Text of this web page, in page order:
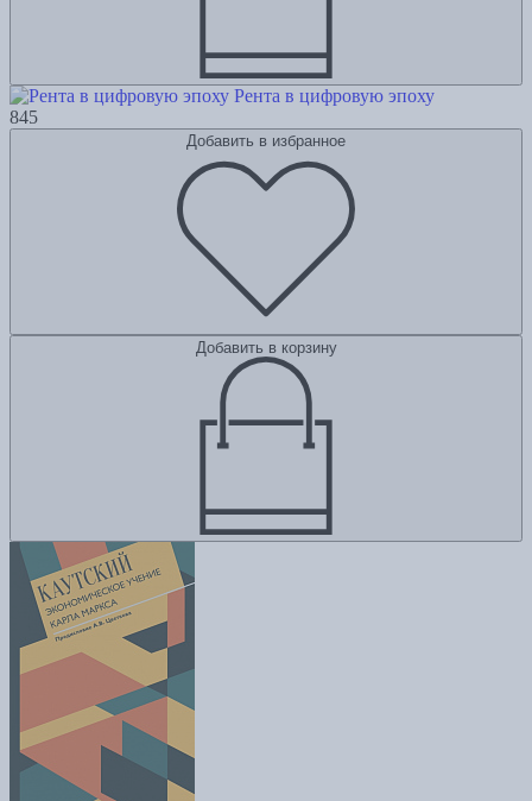
Рента в цифровую эпоху
845
Добавить в избранное
Добавить в корзину